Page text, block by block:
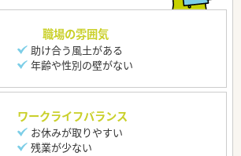
職場の雰囲気
助け合う風土がある
年齢や性別の壁がない
ワークライフバランス
お休みが取りやすい
残業が少ない